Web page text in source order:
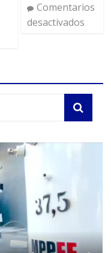
Comentarios
desactivados